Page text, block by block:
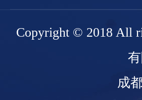
Copyright © 2018 All
成